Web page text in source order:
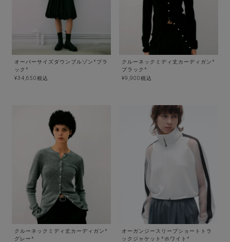
オーバーサイズダウンブルゾン*ブラ
ック*
¥34,650税込
クルーネックミディ丈カーディガン*
ブラック*
¥9,900税込
クルーネックミディ丈カーディガン*
グレー*
オーガンジースリーブショートトラ
ックジャケット*ホワイト*